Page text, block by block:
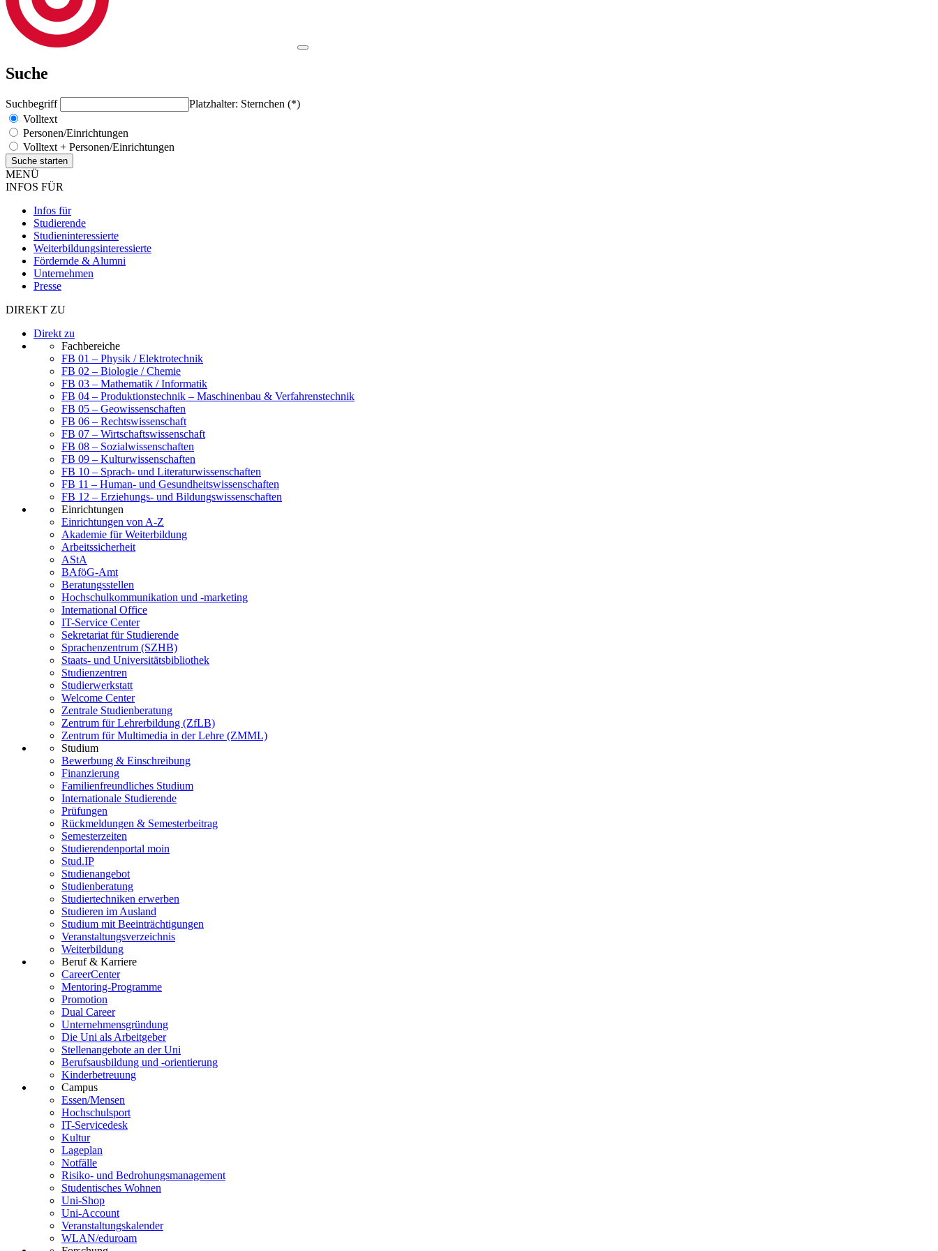
Suche
Suchbegriff
Platzhalter: Sternchen (*)
Volltext
Personen/Einrichtungen
Volltext + Personen/Einrichtungen
MENÜ
INFOS FÜR
Infos für
Studierende
Studieninteressierte
Weiterbildungsinteressierte
Fördernde & Alumni
Unternehmen
Presse
DIREKT ZU
Direkt zu
Fachbereiche
FB 01 – Physik / Elektrotechnik
FB 02 – Biologie / Chemie
FB 03 – Mathematik / Informatik
FB 04 – Produktionstechnik – Maschinenbau & Verfahrenstechnik
FB 05 – Geowissenschaften
FB 06 – Rechtswissenschaft
FB 07 – Wirtschaftswissenschaft
FB 08 – Sozialwissenschaften
FB 09 – Kulturwissenschaften
FB 10 – Sprach- und Literaturwissenschaften
FB 11 – Human- und Gesundheitswissenschaften
FB 12 – Erziehungs- und Bildungswissenschaften
Einrichtungen
Einrichtungen von A-Z
Akademie für Weiterbildung
Arbeitssicherheit
AStA
BAföG-Amt
Beratungsstellen
Hochschulkommunikation und -marketing
International Office
IT-Service Center
Sekretariat für Studierende
Sprachenzentrum (SZHB)
Staats- und Universitätsbibliothek
Studienzentren
Studierwerkstatt
Welcome Center
Zentrale Studienberatung
Zentrum für Lehrerbildung (ZfLB)
Zentrum für Multimedia in der Lehre (ZMML)
Studium
Bewerbung & Einschreibung
Finanzierung
Familienfreundliches Studium
Internationale Studierende
Prüfungen
Rückmeldungen & Semesterbeitrag
Semesterzeiten
Studierendenportal moin
Stud.IP
Studienangebot
Studienberatung
Studiertechniken erwerben
Studieren im Ausland
Studium mit Beeinträchtigungen
Veranstaltungsverzeichnis
Weiterbildung
Beruf & Karriere
CareerCenter
Mentoring-Programme
Promotion
Dual Career
Unternehmensgründung
Die Uni als Arbeitgeber
Stellenangebote an der Uni
Berufsausbildung und -orientierung
Kinderbetreuung
Campus
Essen/Mensen
Hochschulsport
IT-Servicedesk
Kultur
Lageplan
Notfälle
Risiko- und Bedrohungsmanagement
Studentisches Wohnen
Uni-Shop
Uni-Account
Veranstaltungskalender
WLAN/eduroam